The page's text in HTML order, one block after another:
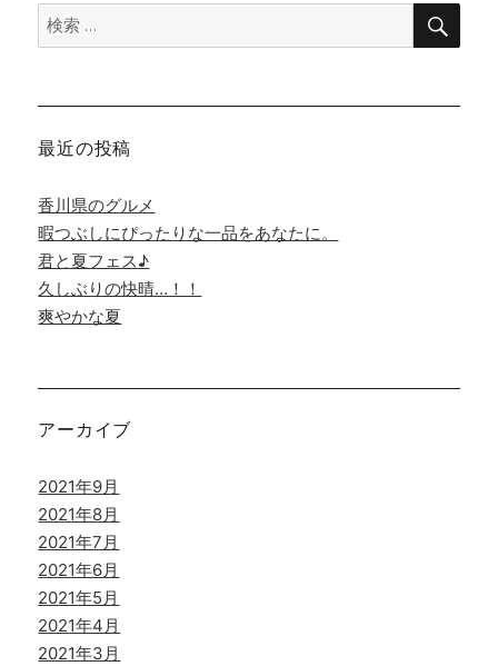
検
索:
検
最近の投稿
香川県のグルメ
暇つぶしにぴったりな一品をあなたに。
君と夏フェス♪
久しぶりの快晴…！！
爽やかな夏
アーカイブ
2021年9月
2021年8月
2021年7月
2021年6月
2021年5月
2021年4月
2021年3月